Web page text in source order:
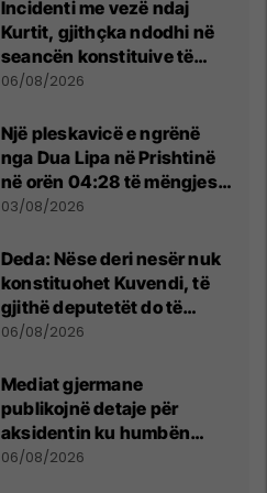
Incidenti me vezë ndaj
Kurtit, gjithçka ndodhi në
seancën konstituive të
Kuvendit
06/08/2026
Një pleskavicë e ngrënë
nga Dua Lipa në Prishtinë
në orën 04:28 të mëngjesit
- dhe bota digjitale serbe
03/08/2026
Deda: Nëse deri nesër nuk
konstituohet Kuvendi, të
gjithë deputetët do të
bëjnë shkelje të rëndë
06/08/2026
Mediat gjermane
publikojnë detaje për
aksidentin ku humbën
jetën tre mërgimtarë nga
06/08/2026